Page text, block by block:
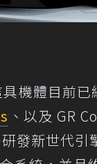
機體目前已
、以及 GR
發新世代引